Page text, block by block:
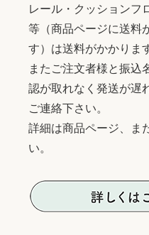
レール・クッションフ
等（商品ページに送料
す）は送料がかかりま
またご注文者様と振込
認が取れなく発送が遅
ご連絡下さい。
詳細は商品ページ、ま
い。